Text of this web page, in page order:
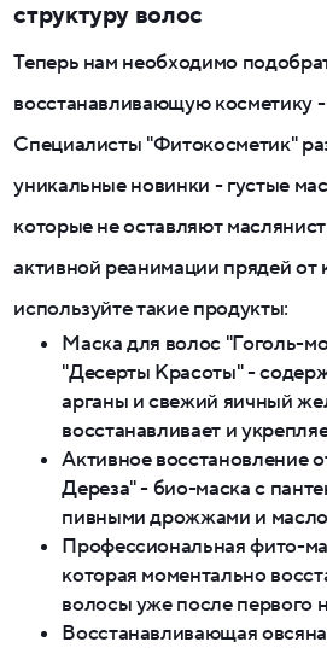
структуру волос
Теперь нам необходимо
восстанавливающую косметику
Специалисты "Фитокосметик"
уникальные новинки - густые
которые не оставляют
активной реанимации прядей от
используйте такие продукты:
Маска для волос "Гоголь-
"Десерты Красоты" -
арганы и свежий яичный
восстанавливает и
Активное восстановление
Дереза" - био-маска с
пивными дрожжами и
Профессиональная фито-
которая моментально
волосы уже после первого
Восстанавливающая